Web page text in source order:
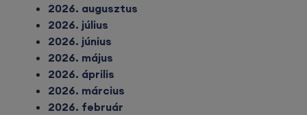
2026. augusztus
2026. július
2026. június
2026. május
2026. április
2026. március
2026. február